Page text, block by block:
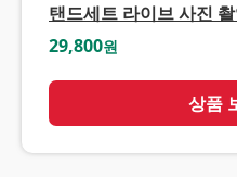
탠드세트 라이브 사진
29,800원
상품